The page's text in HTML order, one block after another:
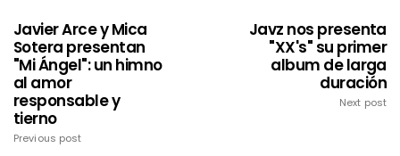
Javier Arce y Mica
Sotera presentan
"Mi Ángel": un himno
al amor
responsable y
tierno
Previous post
Javz nos presenta
"XX's" su primer
album de larga
duración
Next post